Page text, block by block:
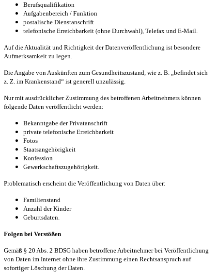
Berufsqualifikation
Aufgabenbereich / Funktion
postalische Dienstanschrift
telefonische Erreichbarkeit (ohne Durchwahl), Telefax und E-Mail.
Auf die Aktualität und Richtigkeit der Datenveröffentlichung ist besondere
Aufmerksamkeit zu legen.
Die Angabe von Auskünften zum Gesundheitszustand, wie z. B. „befindet sich
z. Z. im Krankenstand“ ist generell unzulässig.
Nur mit ausdrücklicher Zustimmung des betroffenen Arbeitnehmers können
folgende Daten veröffentlicht werden:
Bekanntgabe der Privatanschrift
private telefonische Erreichbarkeit
Fotos
Staatsangehörigkeit
Konfession
Gewerkschaftszugehörigkeit.
Problematisch erscheint die Veröffentlichung von Daten über:
Familienstand
Anzahl der Kinder
Geburtsdaten.
Folgen bei Verstößen
Gemäß § 20 Abs. 2 BDSG haben betroffene Arbeitnehmer bei Veröffentlichung
von Daten im Internet ohne ihre Zustimmung einen Rechtsanspruch auf
sofortiger Löschung der Daten.